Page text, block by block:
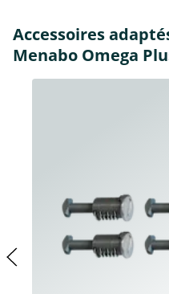
Accessoires
Menabo Omega